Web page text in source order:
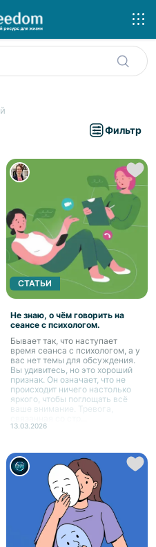
Фильтр
СТАТЬИ
Не знаю, о чём говорить на
сеансе с психологом.
Бывает так, что наступает
время сеанса с психологом, а у
вас нет темы для обсуждения.
Вы удивитесь, но это хороший
признак. Он означает, что не
происходит ничего настолько
яркого, чтобы поглощать всё
ваше внимание. Тревога,
13.03.2026